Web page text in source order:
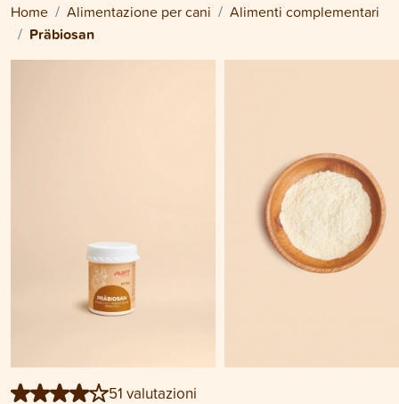
Home Alimentazione per cani Alimenti complementari
Präbiosan
51 valutazioni